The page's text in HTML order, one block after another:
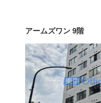
アームズワン 9階